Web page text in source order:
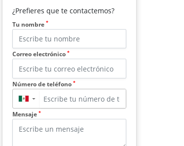
¿Prefieres que te contactemos?
Tu nombre *
Correo electrónico *
Número de teléfono *
▼
Mensaje *